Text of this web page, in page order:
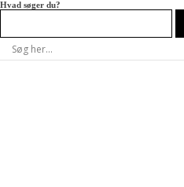
Hvad søger du?